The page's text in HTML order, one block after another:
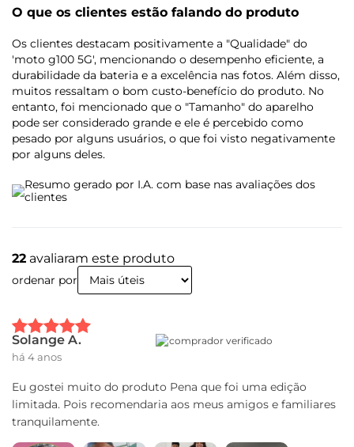
TurboPower™ 20 W
Sensores
Acelerômetro
Proximidade
Giroscópio
Luz Ambiente
Impressão Digital
Design
207 g
Dimensões
Largura (mm): 74,0
Profundidade (mm): 9,7
Entradas
Entrada P2 Fone de Ouvido 3,5 mm
O que os clientes estão falando do produto
Os clientes destacam positivamente a "Qualidade" do
'moto g100 5G', mencionando o desempenho eficiente, a
durabilidade da bateria e a excelência nas fotos. Além disso,
muitos ressaltam o bom custo-benefício do produto. No
entanto, foi mencionado que o "Tamanho" do aparelho
pode ser considerado grande e ele é percebido como
pesado por alguns usuários, o que foi visto negativamente
por alguns deles.
Resumo gerado por I.A. com base nas avaliações dos
clientes
22 avaliaram este produto
ordenar por
Solange A.
há 4 anos
comprador verificado
Eu gostei muito do produto Pena que foi uma edição
limitada. Pois recomendaria aos meus amigos e familiares
tranquilamente.